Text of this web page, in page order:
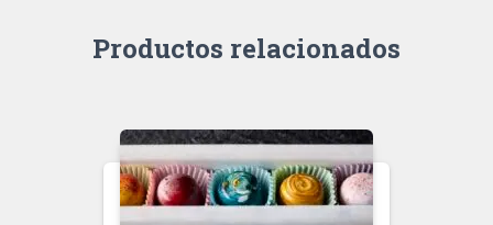
Productos relacionados